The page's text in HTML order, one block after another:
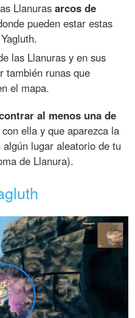
Llanurasarcos de
pueden estar estas
las Llanuras y en sus
también runas que
el mapa.
al menos una de
ella y que aparezca la
lugar aleatorio de tu
de Llanura).